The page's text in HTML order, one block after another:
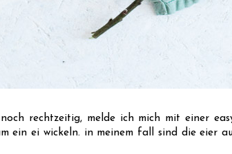
rechtzeitig, melde ich mich mit einer
ein ei wickeln. in meinem fall sind die eier